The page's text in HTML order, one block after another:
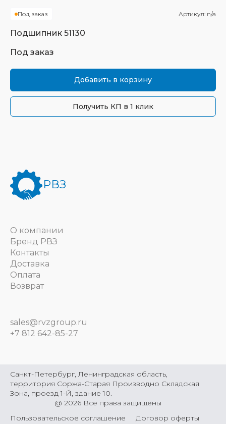
Под заказ Артикул: n/a
Подшипник 51130
Под заказ
Добавить в корзину
Получить КП в 1 клик
РВЗ
О компании
Бренд РВЗ
Контакты
Доставка
Оплата
Возврат
sales@rvzgroup.ru
+7 812 642-85-27
@ 2026 Все права защищены
Санкт-Петербург, Ленинградская область,
территория Соржа-Старая Производно Складская
Зона, проезд 1-Й, здание 10.
Пользовательское соглашение Договор оферты